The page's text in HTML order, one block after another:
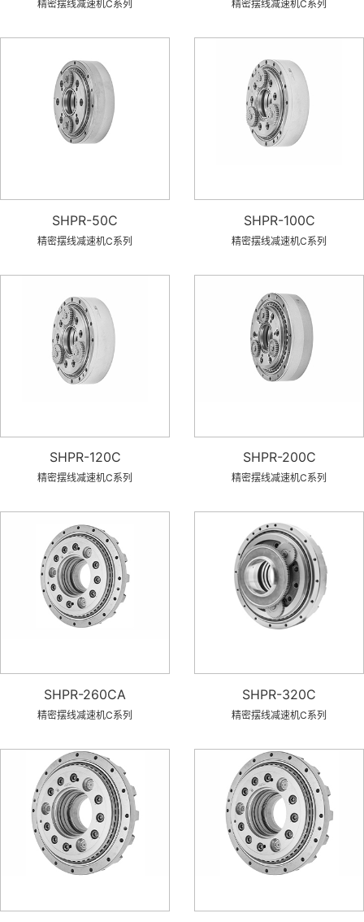
精密摆线减速机C系列 精密摆线减速机C系列
SHPR-50C
精密摆线减速机C系列
SHPR-100C
精密摆线减速机C系列
SHPR-120C
精密摆线减速机C系列
SHPR-200C
精密摆线减速机C系列
SHPR-260CA
精密摆线减速机C系列
SHPR-320C
精密摆线减速机C系列